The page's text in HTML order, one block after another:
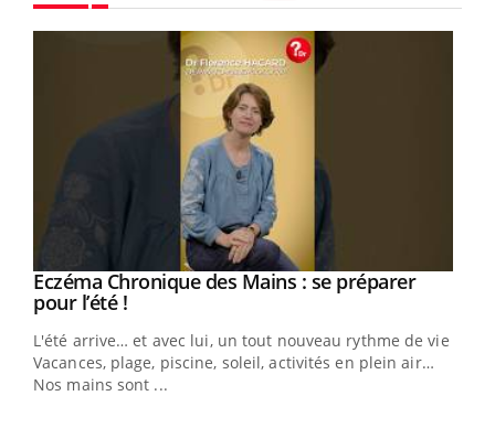
Youtube
Eczéma Chronique des Mains : se préparer
pour l’été !Youtube
L'été arrive… et avec lui, un tout nouveau rythme de vie !
Vacances, plage, piscine, soleil, activités en plein air…
Nos mains sont ...